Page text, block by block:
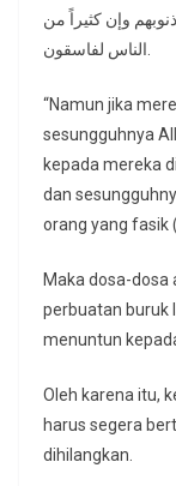
وإن كثيراً من
“Namun jika
sesungguhnya
kepada mereka
dan
orang yang fasik
Maka dosa-dosa
perbuatan buruk
menuntun
Oleh karena itu,
harus segera
dihilangkan.